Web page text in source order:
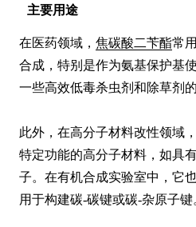
主要用途
在医药领域， 焦碳酸二苄酯常
合成，特别是作为氨基保护基
一些高效低毒杀虫剂和除草剂
此外，在高分子材料改性领域
特定功能的高分子材料，如具
子。在有机合成实验室中，它
用于构建碳-碳键或碳-杂原子键